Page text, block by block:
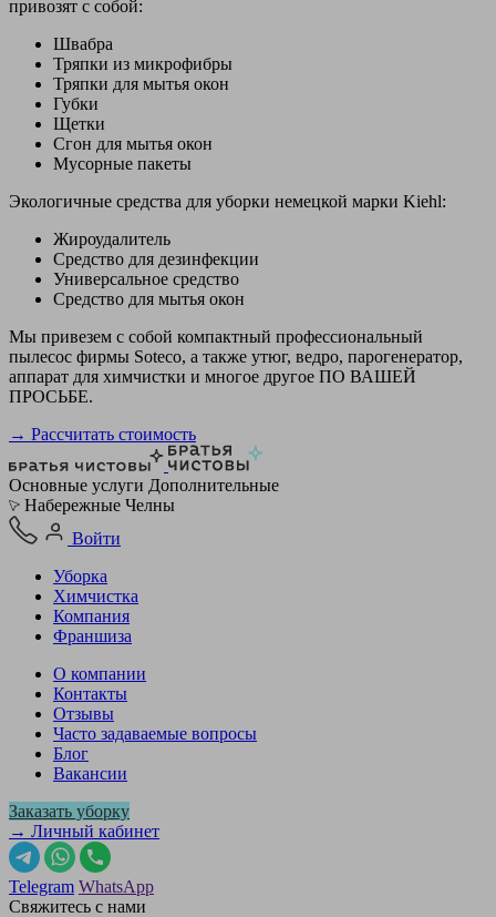
привозят с собой:
Швабра
Тряпки из микрофибры
Тряпки для мытья окон
Губки
Щетки
Сгон для мытья окон
Мусорные пакеты
Экологичные средства для уборки немецкой марки Kiehl:
Жироудалитель
Средство для дезинфекции
Универсальное средство
Средство для мытья окон
Мы привезем с собой компактный профессиональный
пылесос фирмы Soteco, а также утюг, ведро, парогенератор,
аппарат для химчистки и многое другое ПО ВАШЕЙ
ПРОСЬБЕ.
→ Рассчитать стоимость
Основные услуги Дополнительные
Набережные Челны
Войти
Уборка
Химчистка
Компания
Франшиза
О компании
Контакты
Отзывы
Часто задаваемые вопросы
Блог
Вакансии
Заказать уборку
→ Личный кабинет
Telegram WhatsApp
Свяжитесь с нами